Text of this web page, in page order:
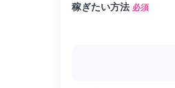
稼ぎたい方法 必須